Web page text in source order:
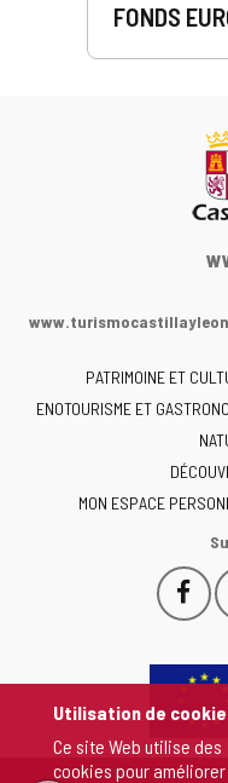
Utilisation de
Ce site Web utilise des
cookies pour améliorer
FONDS
la
de
y
-
PATRIMOINE ET
ENOTOURISME ET
MON ESPACE
Este
enlace
abrirá
una
nueva.